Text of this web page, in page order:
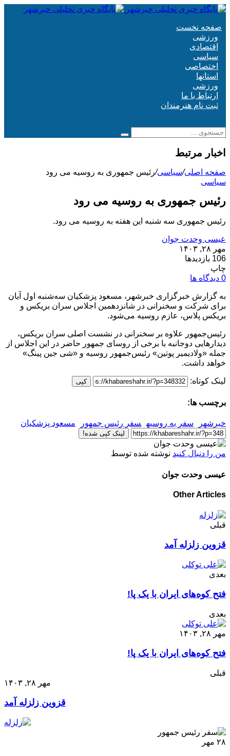
صفحه نخست
ورزشی
اقتصادی
سیاسی
اختصاصی
استانها
ورزشی
ارتباط با ما
ثبت نام هنرمندان
اخبار مرتبط
صفحه اصلی/سیاسی/رئیس جمهوری به روسیه می رود
سیاسی
رئیس جمهوری به روسیه می رود
رئیس جمهوری سه شنبه این هفته به روسیه می رود.
عیسی وحدت جوان
مهر ۲۸, ۱۴۰۳
106 بازدیدها
چاپ
0 دیدگاه ها
به گزارش خبرگزاری خبرشهر، مسعود پزشکیان سه‌شنبه اول آبان
برای شرکت و سخنرانی در شانزدهمین اجلاس سران بریکس و
بریکس پلاس، عازم روسیه می‌شود.
رئیس‌جمهور علاوه بر سخنرانی در نشست اصلی سران بریکس،
دیدارهایی دوجانبه با برخی از روسای جمهور حاضر در این اجلاس از
جمله «ولادیمیر پوتین» رئیس‌جمهور روسیه و «شی‌ جین پینگ»
خواهد داشت.
لینک کوتاه: کپی
برچسب ها:
خبرشهر سفر به روسیه سفر رئیس جمهور مسعود پزشکیان
لینک کپی شده!
من را دنبال کنید نوشته شده توسط
عیسی وحدت جوان
Other Articles
قبلی
قزوین زلزله آمد
بعدی
فتح کوه‌های ایران با یک پا!
بعدی
مهر ۲۸, ۱۴۰۳
فتح کوه‌های ایران با یک پا!
قبلی
مهر ۲۸, ۱۴۰۳
قزوین زلزله آمد
۲۸ مهر